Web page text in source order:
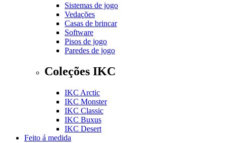
Sistemas de jogo
Vedações
Casas de brincar
Software
Pisos de jogo
Paredes de jogo
Coleções IKC
IKC Arctic
IKC Monster
IKC Classic
IKC Buxus
IKC Desert
Feito á medida